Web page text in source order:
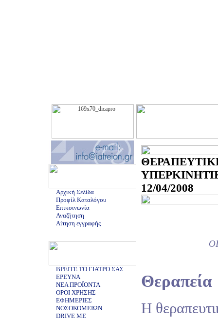
Αρχική Σελίδα
Προφίλ Καταλόγου
Επικοινωνία
Αναζήτηση
Αίτηση εγγραφής
ΒΡΕΙΤΕ ΤΟ ΓΙΑΤΡΟ ΣΑΣ
ΕΡΕΥΝΑ
ΝΕΑ ΠΡΟΪΟΝΤΑ
ΟΡΟΙ ΧΡΗΣΗΣ
ΕΦΗΜΕΡΙΕΣ
ΝΟΣΟΚΟΜΕΙΩΝ
DRIVE ME
12/04/2008
Θεραπεία
Η